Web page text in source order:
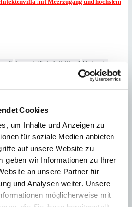
Cookies
um Inhalte und Anzeigen zu
für soziale Medien anbieten
auf unsere Website zu
geben wir Informationen zu Ihrer
an unsere Partner für
und Analysen weiter. Unsere
möglicherweise mit
mit Meerzugang und höchstem
5 Grundstück 1.030 m² Bebaute
Bebaute
Baujahr 2022
mit genehmigtem Projekt in 1.